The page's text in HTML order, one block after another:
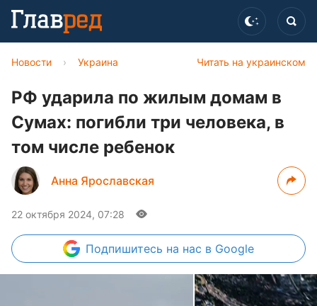
Читать на украинском
Новости › Украина
РФ ударила по жилым домам в
Сумах: погибли три человека, в
том числе ребенок
Анна Ярославская
22 октября 2024, 07:28
Подпишитесь на нас в Google